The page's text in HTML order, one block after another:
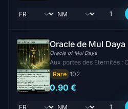
Oracle de Mul Daya
Oracle of Mul Daya
Aux portes des Eternités :
Rare 102
0.90 €